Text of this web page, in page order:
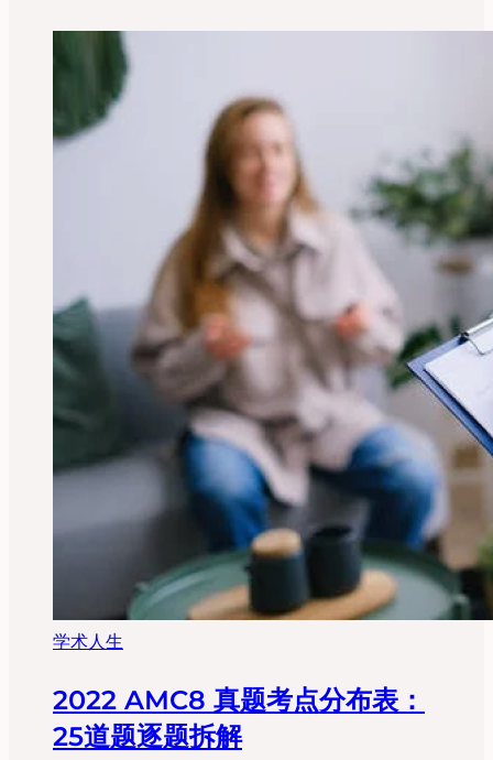
学术人生
2022 AMC8 真题考点分布表：
25道题逐题拆解